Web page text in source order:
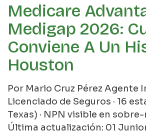
Medicare
Medigap 2026:
Conviene A Un
Houston
Por Mario Cruz Pérez Agente
Licenciado de Seguros · 16
Texas) · NPN visible en
Última actualización: 01